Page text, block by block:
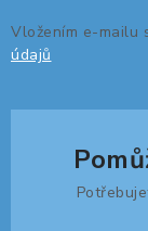
Vložením e-mailu
údajů